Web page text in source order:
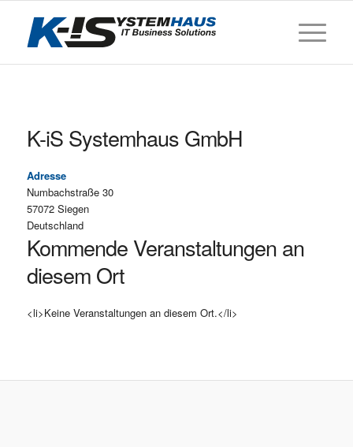
K-iS Systemhaus GmbH
Adresse
Numbachstraße 30
57072 Siegen
Deutschland
Kommende Veranstaltungen an
diesem Ort
<li>Keine Veranstaltungen an diesem Ort.</li>